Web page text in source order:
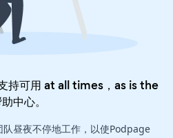
可用 at all times，as is the
中心。
昼夜不停地工作，以使Podpage